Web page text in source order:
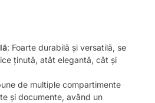
: Foarte durabilă și versatilă, se
ținută, atât elegantă, cât și
de multiple compartimente
și documente, având un